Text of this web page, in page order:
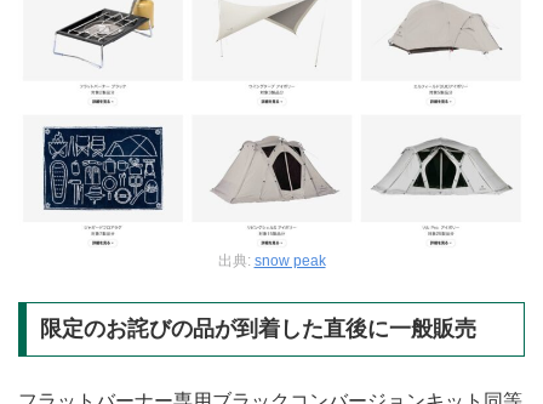
出典: snow peak
限定のお詫びの品が到着した直後に一般販売